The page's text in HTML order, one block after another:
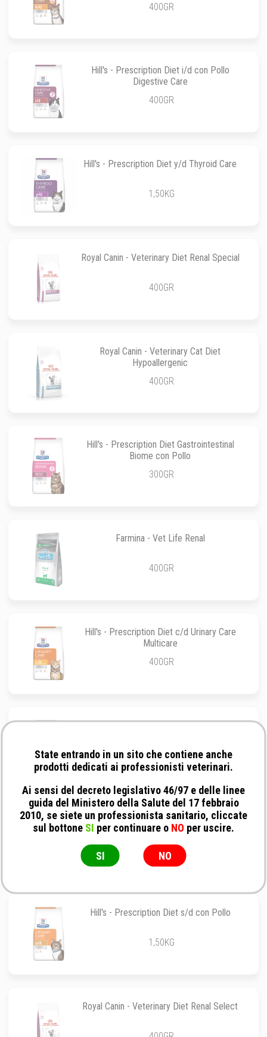
400GR
Hill's - Prescription Diet i/d con Pollo
Digestive Care
400GR
Hill's - Prescription Diet y/d Thyroid Care
1,50KG
Royal Canin - Veterinary Diet Renal Special
400GR
Royal Canin - Veterinary Cat Diet
Hypoallergenic
400GR
Hill's - Prescription Diet Gastrointestinal
Biome con Pollo
300GR
Farmina - Vet Life Renal
400GR
Hill's - Prescription Diet c/d Urinary Care
Multicare
400GR
Hill's - Prescription Diet c/d Urinary Stress +
1,50KG
Exclusion - Diet Intestinal Cat Maiale e Riso
300GR
Hill's - Prescription Diet s/d con Pollo
1,50KG
Royal Canin - Veterinary Diet Renal Select
State entrando in un sito che contiene anche
prodotti dedicati ai professionisti veterinari.
Ai sensi del decreto legislativo 46/97 e delle linee
guida del Ministero della Salute del 17 febbraio
2010, se siete un professionista sanitario, cliccate
sul bottone SI per continuare o NO per uscire.
SI NO